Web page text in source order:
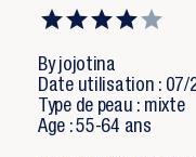
By jojotina
Date utilisation : 07/
Type de peau : mixte
Age : 55-64 ans